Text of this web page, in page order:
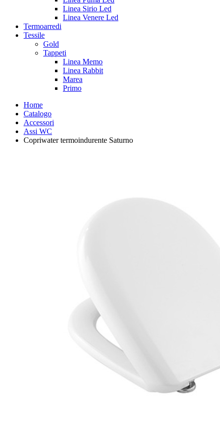
Linea Sirio Led
Linea Venere Led
Termoarredi
Tessile
Gold
Tappeti
Linea Memo
Linea Rabbit
Marea
Primo
Home
Catalogo
Accessori
Assi WC
Copriwater termoindurente Saturno